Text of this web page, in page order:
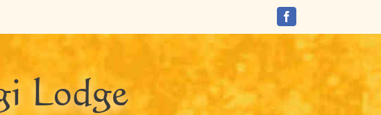
Facebook
Lodge